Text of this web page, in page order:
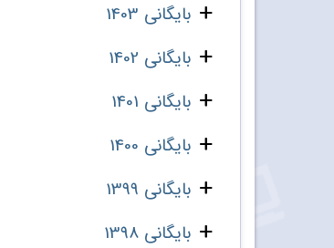
بایگانی 1403
بایگانی 1402
بایگانی 1401
بایگانی 1400
بایگانی 1399
بایگانی 1398